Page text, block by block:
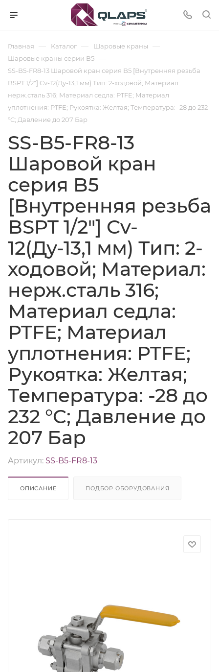
Главная — Каталог — Шаровые краны —
Шаровые краны серии В5 —
SS-B5-FR8-13 Шаровой кран серия B5 [Внутренняя резьба
BSPT 1/2"] Cv-12(Ду-13,1 мм) Тип: 2-ходовой; Материал:
нерж.сталь 316; Материал седла: PTFE; Материал
уплотнения: PTFE; Рукоятка: Желтая; Температура: -28 до 232
°C; Давление до 207 Бар
SS-B5-FR8-13
Шаровой кран
серия B5
[Внутренняя резьба
BSPT 1/2"] Cv-
12(Ду-13,1 мм) Тип: 2-
ходовой; Материал:
нерж.сталь 316;
Материал седла:
PTFE; Материал
уплотнения: PTFE;
Рукоятка: Желтая;
Температура: -28 до
232 °C; Давление до
207 Бар
Артикул: SS-B5-FR8-13
ОПИСАНИЕ ПОДБОР ОБОРУДОВАНИЯ